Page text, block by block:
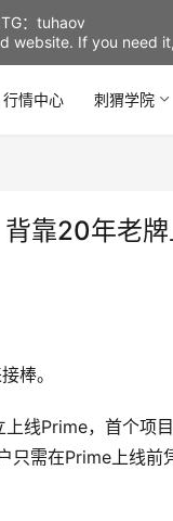
行情中心 刺猬学院
靠20年老
棒。
线Prime，首个
只需在Prime上线
：tuhaov
website. If you need